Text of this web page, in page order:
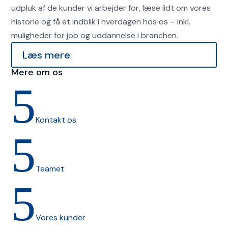
udpluk af de kunder vi arbejder for, læse lidt om vores
historie og få et indblik i hverdagen hos os – inkl.
muligheder for job og uddannelse i branchen.
Læs mere
Mere om os
5Kontakt os
5Teamet
5Vores kunder